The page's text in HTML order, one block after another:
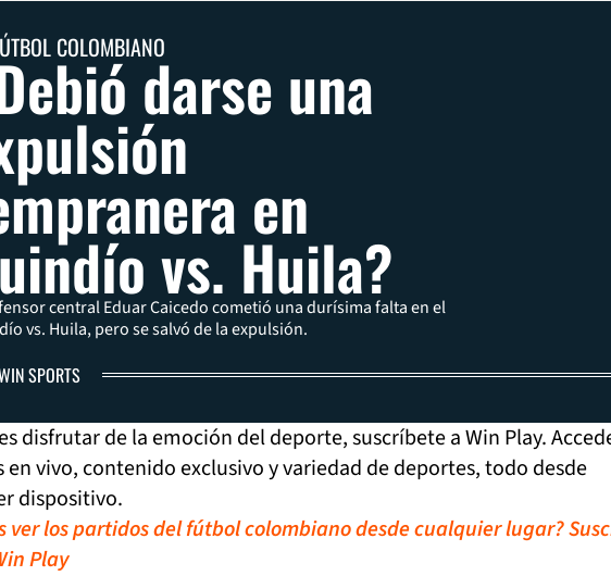
COLOMBIANOdarse una
en
vs. Huila?
central Eduar Caicedo cometió una durísima falta en el
vs. Huila, pero se salvó de la expulsión.
SPORTS
disfrutar de la emoción del deporte, suscríbete a Win Play.
en vivo, contenido exclusivo y variedad de deportes, todo desde
dispositivo.
ver los partidos del fútbol colombiano desde cualquier lugar?
Play